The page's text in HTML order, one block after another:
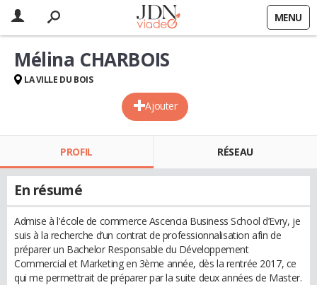
MENU
Ajouter
Mélina CHARBOIS
LA VILLE DU BOIS
PROFIL RÉSEAU
En résumé
Admise à l'école de commerce Ascencia Business School d’Evry, je
suis à la recherche d’un contrat de professionnalisation afin de
préparer un Bachelor Responsable du Développement
Commercial et Marketing en 3ème année, dès la rentrée 2017, ce
qui me permettrait de préparer par la suite deux années de Master.